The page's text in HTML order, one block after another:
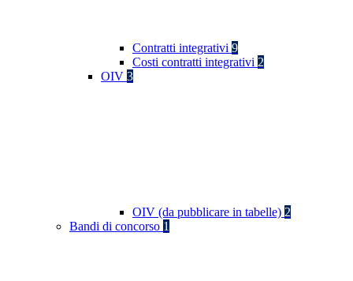
Contratti integrativi 9
Costi contratti integrativi 2
OIV 3
OIV (da pubblicare in tabelle) 2
Bandi di concorso 1